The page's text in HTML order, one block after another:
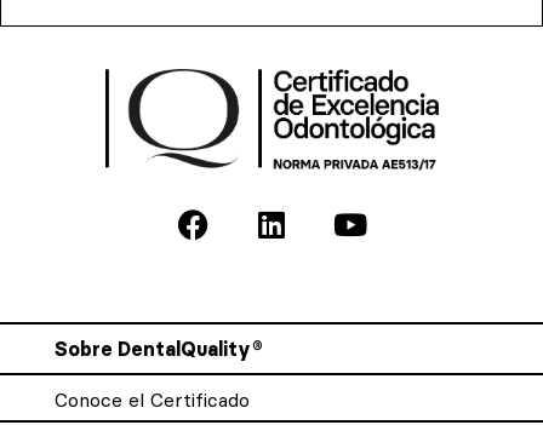
Sobre DentalQuality®
Conoce el Certificado